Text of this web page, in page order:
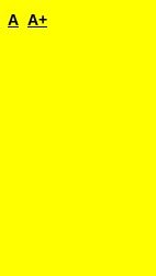
A A+